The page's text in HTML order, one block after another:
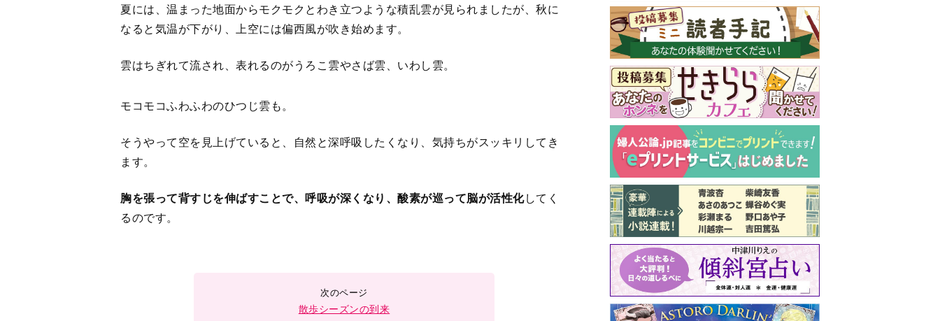
夏には、温まった地面からモクモクとわき立つような積乱雲が見られましたが、秋に
なると気温が下がり、上空には偏西風が吹き始めます。
雲はちぎれて流され、表れるのがうろこ雲やさば雲、いわし雲。
モコモコふわふわのひつじ雲も。
そうやって空を見上げていると、自然と深呼吸したくなり、気持ちがスッキリしてき
ます。
胸を張って背すじを伸ばすことで、呼吸が深くなり、酸素が巡って脳が活性化してく
るのです。
散歩シーズンの到来